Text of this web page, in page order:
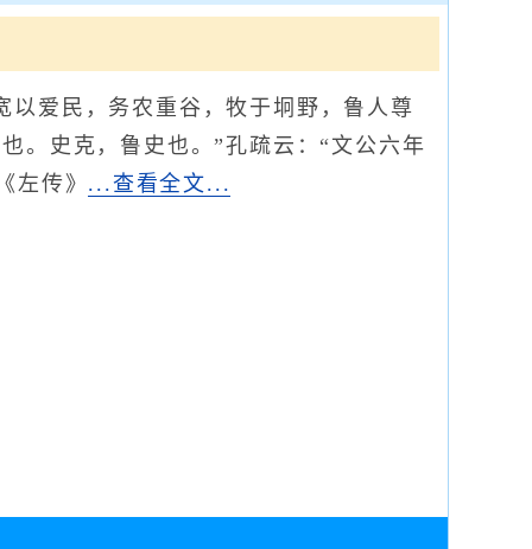
爱民，务农重谷，牧于坰野，鲁人尊
。史克，鲁史也。”孔疏云：“文公六年
左传》 ...查看全文...